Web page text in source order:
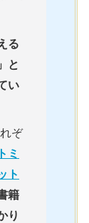
る
と
い
ぞ
ミ
ト
籍
り